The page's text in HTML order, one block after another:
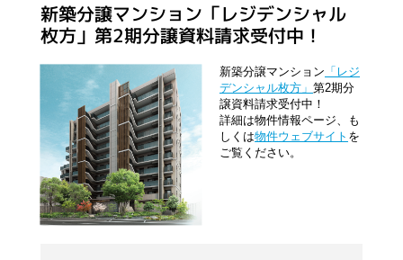
新築分譲マンション「レジデンシャル
枚方」第2期分譲資料請求受付中！
新築分譲マンション 「レジ
デンシャル枚方」 第2期分
譲資料請求受付中！
詳細は物件情報ページ、も
しくは物件ウェブサイト を
ご覧ください。